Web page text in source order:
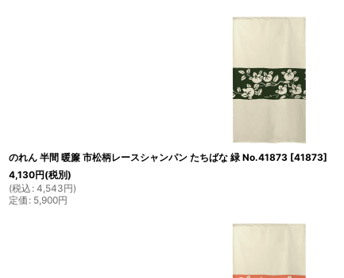
のれん 半間 暖簾 市松柄レースシャンパン たちばな 緑 No.41873 [41873]
4,130円(税別)
(税込 : 4,543円)
定価 : 5,900円